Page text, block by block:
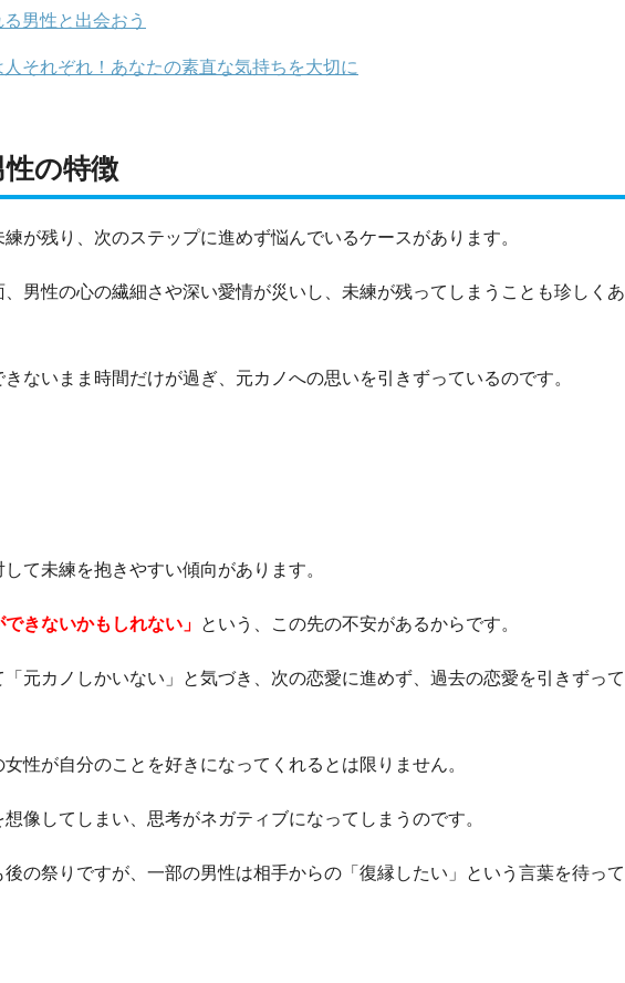
男性と出会おう
それぞれ！あなたの素直な気持ちを大切に
の特徴
が残り、次のステップに進めず悩んでいるケースがあります。
男性の心の繊細さや深い愛情が災いし、未練が残ってしまうことも珍しくあ
ないまま時間だけが過ぎ、元カノへの思いを引きずっているのです。
て未練を抱きやすい傾向があります。
できないかもしれない」 という、この先の不安があるからです。
元カノしかいない」と気づき、次の恋愛に進めず、過去の恋愛を引きずって
性が自分のことを好きになってくれるとは限りません。
像してしまい、思考がネガティブになってしまうのです。
の祭りですが、一部の男性は相手からの「復縁したい」という言葉を待って